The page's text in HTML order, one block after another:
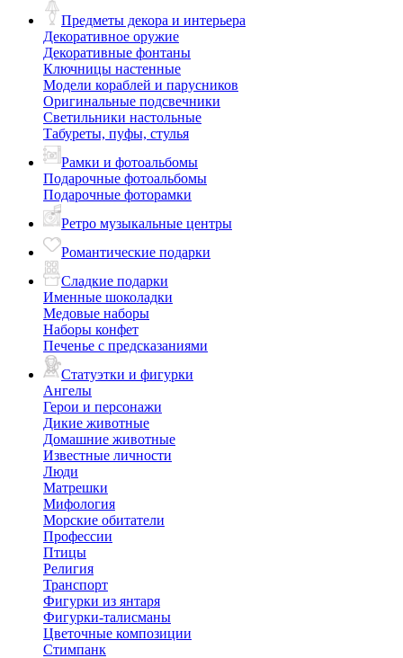
Предметы декора и интерьера
Декоративное оружие
Декоративные фонтаны
Ключницы настенные
Модели кораблей и парусников
Оригинальные подсвечники
Светильники настольные
Табуреты, пуфы, стулья
Рамки и фотоальбомы
Подарочные фотоальбомы
Подарочные фоторамки
Ретро музыкальные центры
Романтические подарки
Сладкие подарки
Именные шоколадки
Медовые наборы
Наборы конфет
Печенье с предсказаниями
Статуэтки и фигурки
Ангелы
Герои и персонажи
Дикие животные
Домашние животные
Известные личности
Люди
Матрешки
Мифология
Морские обитатели
Профессии
Птицы
Религия
Транспорт
Фигурки из янтаря
Фигурки-талисманы
Цветочные композиции
Стимпанк